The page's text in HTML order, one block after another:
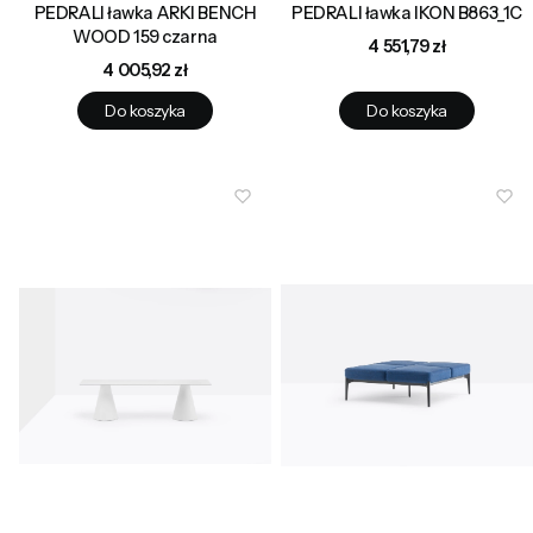
PEDRALI ławka ARKI BENCH
WOOD 159 czarna
Cena
4 005,92 zł
Do koszyka
PEDRALI ławka IKON B863_1C
Cena
4 551,79 zł
Do koszyka